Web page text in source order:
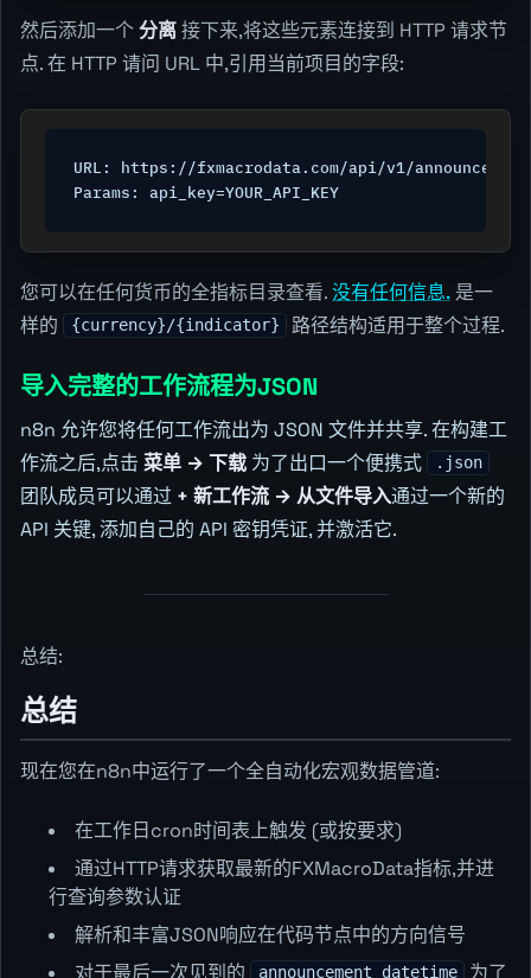
然后添加一个分离接下来,将这些元素连接到 HTTP 请求节
点. 在 HTTP 请问 URL 中,引用当前项目的字段:
URL: https://fxmacrodata.com/api/v1/
Params: api_key=YOUR_API_KEY
您可以在任何货币的全指标目录查看.没有任何信息. 是一
样的
{currency}/{indicator} 路径结构适用于整个过程.
导入完整的工作流程为JSON
n8n 允许您将任何工作流出为 JSON 文件并共享. 在构建工
作流之后,点击 菜单 → 下载 为了出口一个便携式 .json
团队成员可以通过 + 新工作流 → 从文件导入通过一个新的
API 关键, 添加自己的 API 密钥凭证, 并激活它.
总结:
总结
现在您在n8n中运行了一个全自动化宏观数据管道:
在工作日cron时间表上触发 (或按要求)
通过HTTP请求获取最新的FXMacroData指标,并进
行查询参数认证
解析和丰富JSON响应在代码节点中的方向信号
对于最后一次见到的
announcement_datetime 为了